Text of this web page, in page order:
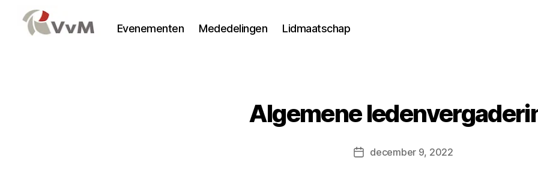
Evenementen Mededelingen Lidmaatschap
Algemene
Berichtdatum
december 9, 2022